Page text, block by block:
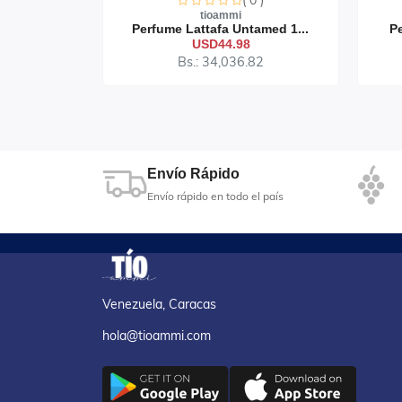
tioammi
Perfume Lattafa Untamed 1...
USD44.98
Bs.: 34,036.82
Envío Rápido
Envío rápido en todo el país
Venezuela, Caracas
hola@tioammi.com